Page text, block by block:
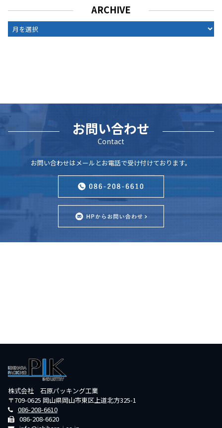
ARCHIVE
ARCHIVE
お問い合わせ
Contact
お問い合わせはメールとお電話で受け付けております。
株式会社 石原パッキング工業
〒709-0625 岡山県岡山市東区上道北方325-1
086-208-6610
086-208-6620